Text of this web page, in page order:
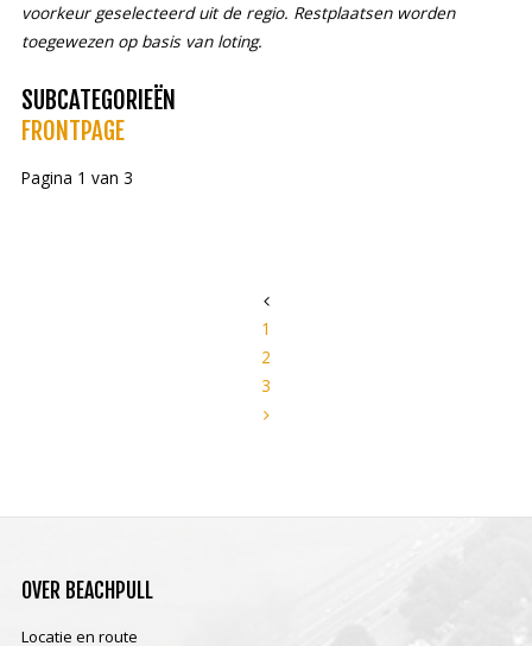
voorkeur geselecteerd uit de regio. Restplaatsen worden
toegewezen op basis van loting.
SUBCATEGORIEËN
FRONTPAGE
Pagina 1 van 3
1
2
3
OVER BEACHPULL
Locatie en route